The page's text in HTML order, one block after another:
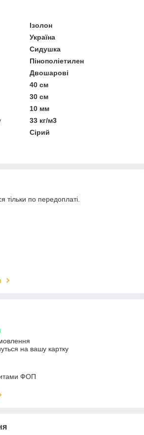
Ізолон
Україна
Сидушка
Пінополіетилен
Двошарові
40 см
30 см
10 мм
33 кг/м3
Сірий
тільки по передоплаті.
на вашу картку
ФОП